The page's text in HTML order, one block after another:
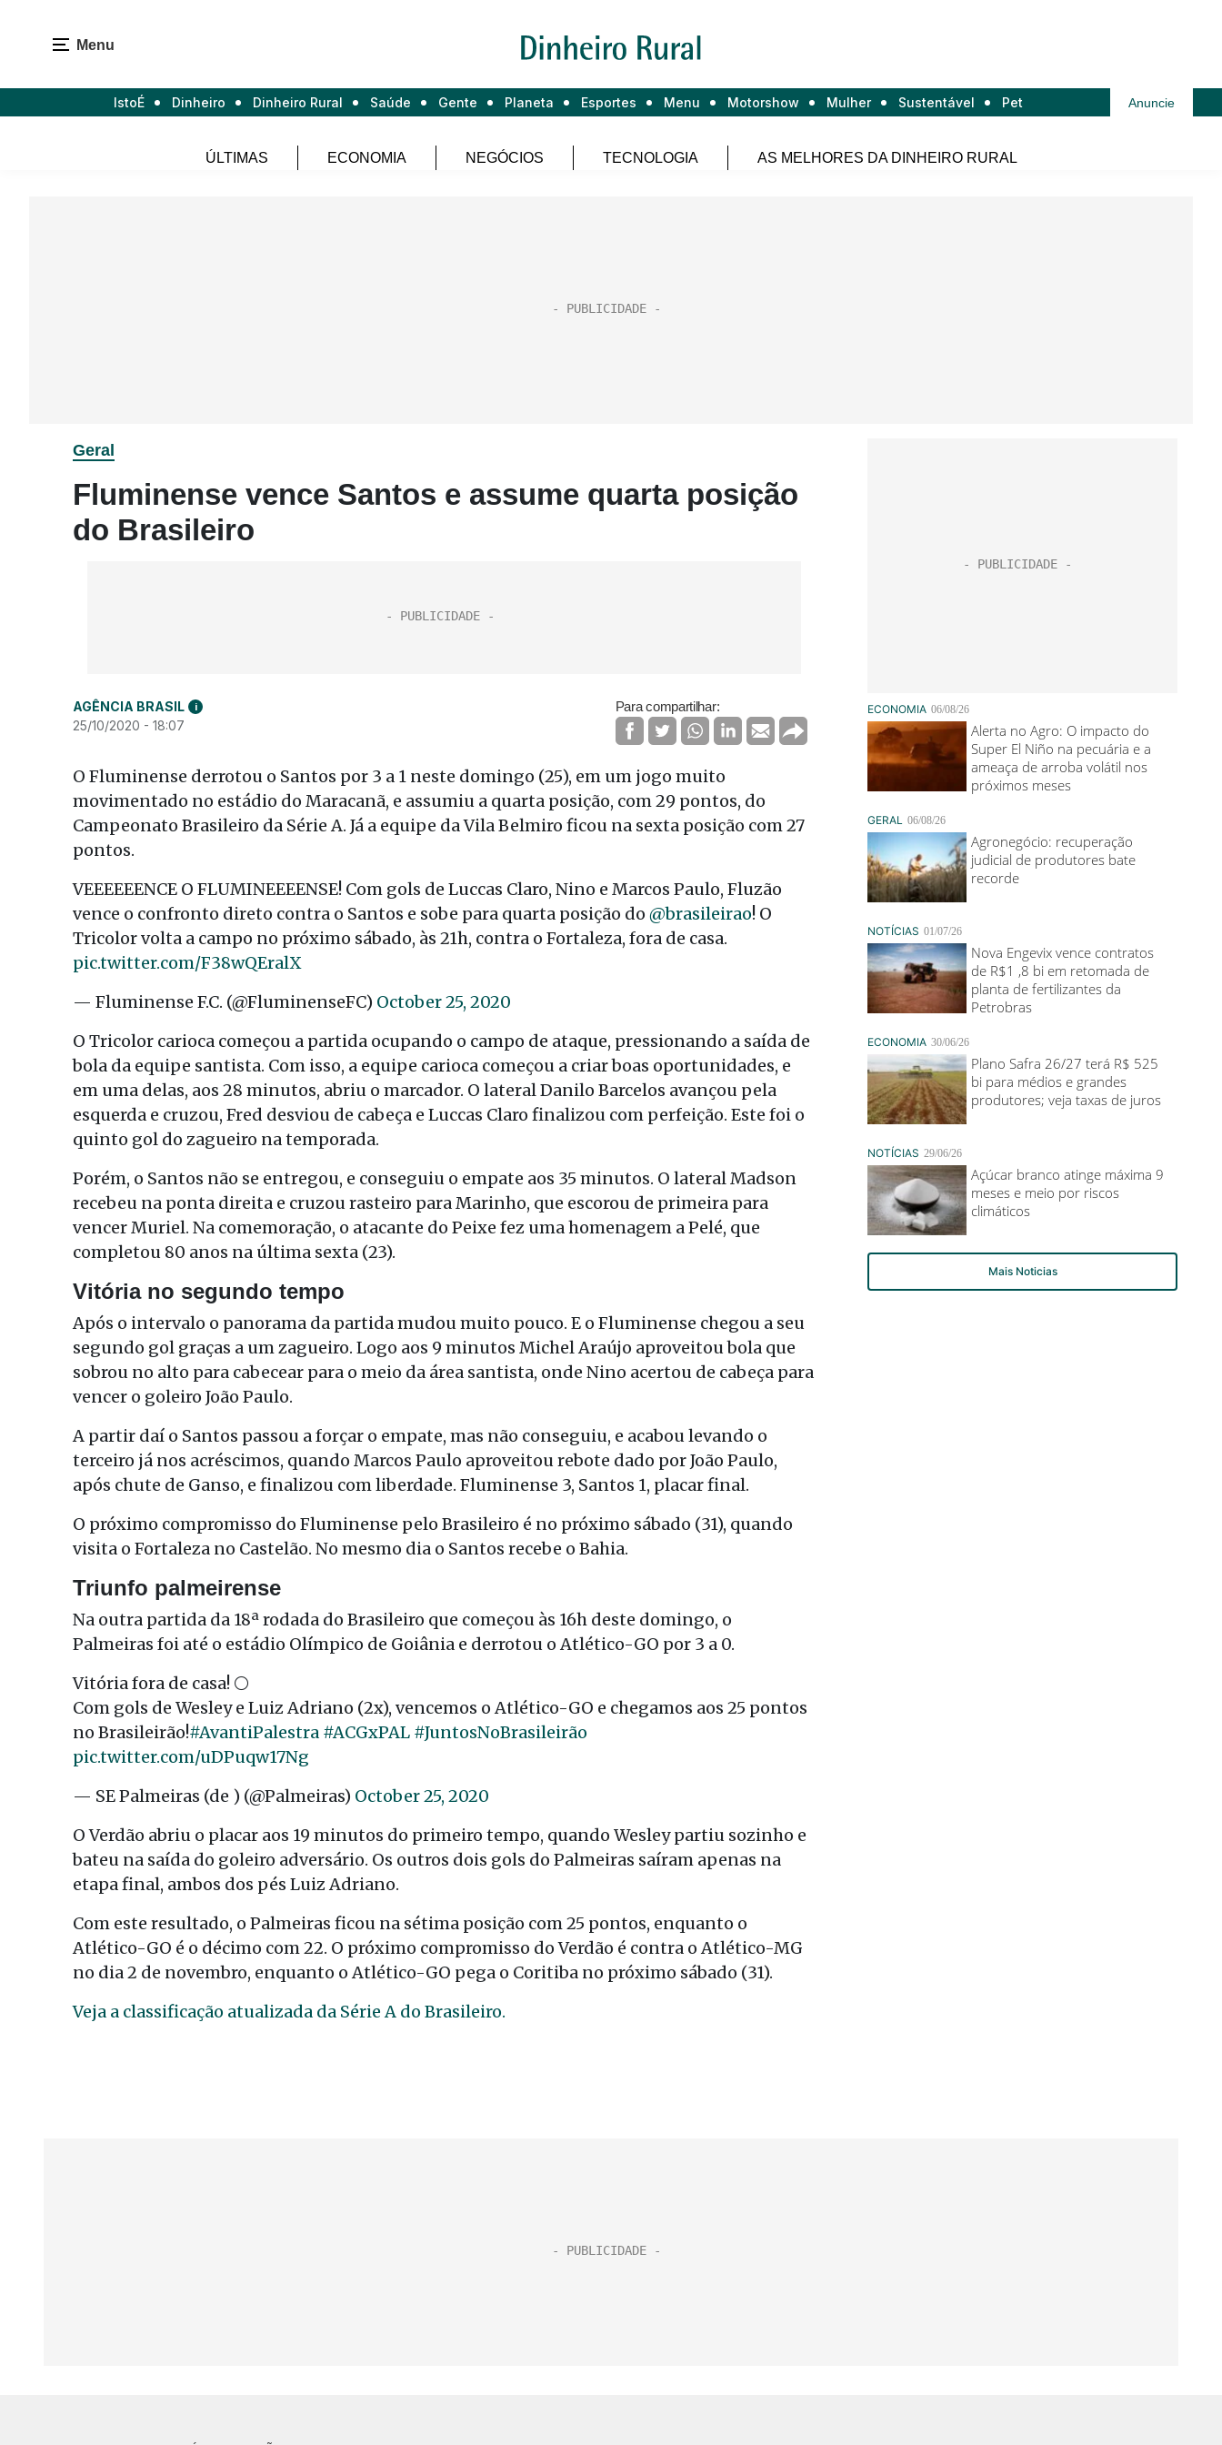
Menu
IstoÉ Dinheiro Dinheiro Rural Saúde Gente Planeta Esportes Menu Motorshow Mulher Sustentável Pet Anuncie
ÚLTIMAS ECONOMIA NEGÓCIOS TECNOLOGIA AS MELHORES DA DINHEIRO RURAL
Geral
Fluminense vence Santos e assume quarta posição
do Brasileiro
AGÊNCIA BRASIL i
25/10/2020 - 18:07
Para compartilhar:
O Fluminense derrotou o Santos por 3 a 1 neste domingo (25), em um jogo muito
movimentado no estádio do Maracanã, e assumiu a quarta posição, com 29 pontos, do
Campeonato Brasileiro da Série A. Já a equipe da Vila Belmiro ficou na sexta posição com 27
pontos.
VEEEEEENCE O FLUMINEEEENSE! Com gols de Luccas Claro, Nino e Marcos Paulo, Fluzão
vence o confronto direto contra o Santos e sobe para quarta posição do @brasileirao! O
Tricolor volta a campo no próximo sábado, às 21h, contra o Fortaleza, fora de casa.
pic.twitter.com/F38wQEralX
— Fluminense F.C. (@FluminenseFC) October 25, 2020
O Tricolor carioca começou a partida ocupando o campo de ataque, pressionando a saída de
bola da equipe santista. Com isso, a equipe carioca começou a criar boas oportunidades, e
em uma delas, aos 28 minutos, abriu o marcador. O lateral Danilo Barcelos avançou pela
esquerda e cruzou, Fred desviou de cabeça e Luccas Claro finalizou com perfeição. Este foi o
quinto gol do zagueiro na temporada.
Porém, o Santos não se entregou, e conseguiu o empate aos 35 minutos. O lateral Madson
recebeu na ponta direita e cruzou rasteiro para Marinho, que escorou de primeira para
vencer Muriel. Na comemoração, o atacante do Peixe fez uma homenagem a Pelé, que
completou 80 anos na última sexta (23).
Vitória no segundo tempo
Após o intervalo o panorama da partida mudou muito pouco. E o Fluminense chegou a seu
segundo gol graças a um zagueiro. Logo aos 9 minutos Michel Araújo aproveitou bola que
sobrou no alto para cabecear para o meio da área santista, onde Nino acertou de cabeça para
vencer o goleiro João Paulo.
A partir daí o Santos passou a forçar o empate, mas não conseguiu, e acabou levando o
terceiro já nos acréscimos, quando Marcos Paulo aproveitou rebote dado por João Paulo,
após chute de Ganso, e finalizou com liberdade. Fluminense 3, Santos 1, placar final.
O próximo compromisso do Fluminense pelo Brasileiro é no próximo sábado (31), quando
visita o Fortaleza no Castelão. No mesmo dia o Santos recebe o Bahia.
Triunfo palmeirense
Na outra partida da 18ª rodada do Brasileiro que começou às 16h deste domingo, o
Palmeiras foi até o estádio Olímpico de Goiânia e derrotou o Atlético-GO por 3 a 0.
Vitória fora de casa! ⚪
Com gols de Wesley e Luiz Adriano (2x), vencemos o Atlético-GO e chegamos aos 25 pontos
no Brasileirão!#AvantiPalestra #ACGxPAL #JuntosNoBrasileirão
pic.twitter.com/uDPuqw17Ng
— SE Palmeiras (de ) (@Palmeiras) October 25, 2020
O Verdão abriu o placar aos 19 minutos do primeiro tempo, quando Wesley partiu sozinho e
bateu na saída do goleiro adversário. Os outros dois gols do Palmeiras saíram apenas na
etapa final, ambos dos pés Luiz Adriano.
Com este resultado, o Palmeiras ficou na sétima posição com 25 pontos, enquanto o
Atlético-GO é o décimo com 22. O próximo compromisso do Verdão é contra o Atlético-MG
no dia 2 de novembro, enquanto o Atlético-GO pega o Coritiba no próximo sábado (31).
Veja a classificação atualizada da Série A do Brasileiro.